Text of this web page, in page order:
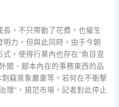
，不只帶動了花費，也催生
力。但與此同時，由于今朝
，使得行業內也存在“魚目混
關、腳本內在的事務東西的品
竊景象嚴重等。若何在不衝擊
理”，規范市場，記者對此停止